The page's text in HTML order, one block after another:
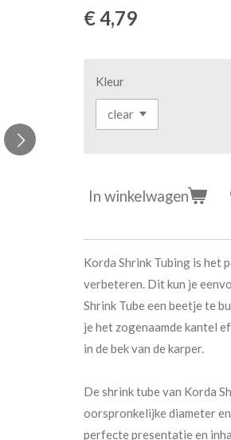
€ 4,79
Kleur
In winkelwagen
Korda Shrink Tubing is het
verbeteren. Dit kun je
Shrink Tube een beetje te
je het zogenaamde kantel
in de bek van de karper.
De shrink tube van Korda
oorspronkelijke diameter
perfecte presentatie en